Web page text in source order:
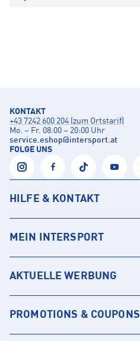
KONTAKT
+43 7242 600 204 (zum Ortstarif)
Mo. – Fr. 08:00 – 20:00 Uhr
service.eshop@intersport.at
FOLGE UNS
HILFE & KONTAKT
MEIN INTERSPORT
AKTUELLE WERBUNG
PROMOTIONS & COUPONS